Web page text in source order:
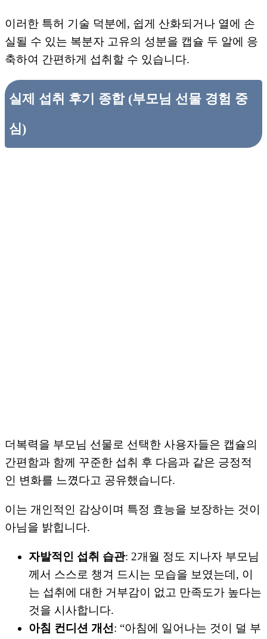
이러한 특허 기술 덕분에, 쉽게 산화되거나 열에 손
실될 수 있는 복분자 고유의 성분을 캡슐 두 알에 응
축하여 간편하게 섭취할 수 있습니다.
실제 섭취 후기 종합 (부모님 선물 경험 중
심)
더복력을 부모님 선물로 선택한 사용자들은 캡슐의
간편함과 함께 꾸준한 섭취 후 다음과 같은 긍정적
인 변화를 느꼈다고 공유했습니다.
이는 개인적인 감상이며 특정 효능을 보장하는 것이
아님을 밝힙니다.
자발적인 섭취 습관: 2개월 정도 지나자 부모님
께서 스스로 챙겨 드시는 모습을 보였는데, 이
는 섭취에 대한 거부감이 없고 만족도가 높다는
것을 시사합니다.
아침 컨디션 개선: “아침에 일어나는 것이 덜 부